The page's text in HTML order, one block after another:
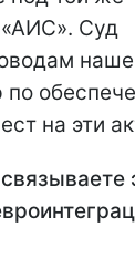
«АИС». Суд
по
на эти